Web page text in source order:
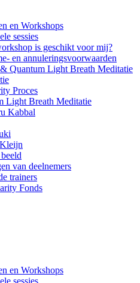
en Workshops
sessies
is geschikt voor mij?
en annuleringsvoorwaarden
Quantum Light Breath Meditatie
Proces
Light Breath Meditatie
Kabbal
van deelnemers
trainers
Fonds
en Workshops
sessies